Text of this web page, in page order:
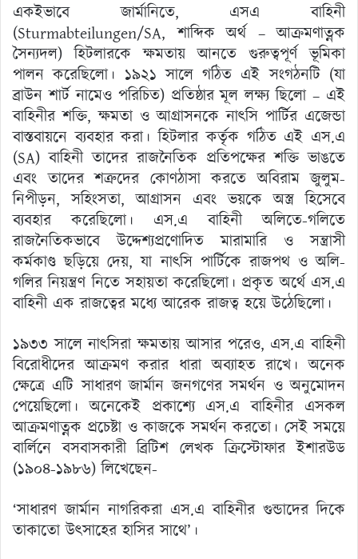
একইভাবে জার্মানিতে, এসএ বাহিনী
(Sturmabteilungen/SA, শাব্দিক অর্থ – আক্রমণাত্নক
সৈন্যদল) হিটলারকে ক্ষমতায় আনতে গুরুত্বপূর্ণ ভূমিকা
পালন করেছিলো। ১৯২১ সালে গঠিত এই সংগঠনটি (যা
ব্রাউন শার্ট নামেও পরিচিত) প্রতিষ্ঠার মূল লক্ষ্য ছিলো – এই
বাহিনীর শক্তি, ক্ষমতা ও আগ্রাসনকে নাৎসি পার্টির এজেন্ডা
বাস্তবায়নে ব্যবহার করা। হিটলার কর্তৃক গঠিত এই এস.এ
(SA) বাহিনী তাদের রাজনৈতিক প্রতিপক্ষের শক্তি ভাঙতে
এবং তাদের শত্রুদের কোণঠাসা করতে অবিরাম জুলুম-
নিপীড়ন, সহিংসতা, আগ্রাসন এবং ভয়কে অস্ত্র হিসেবে
ব্যবহার করেছিলো। এস.এ বাহিনী অলিতে-গলিতে
রাজনৈতিকভাবে উদ্দেশ্যপ্রণোদিত মারামারি ও সন্ত্রাসী
কর্মকাণ্ড ছড়িয়ে দেয়, যা নাৎসি পার্টিকে রাজপথ ও অলি-
গলির নিয়ন্ত্রণ নিতে সহায়তা করেছিলো। প্রকৃত অর্থে এস.এ
বাহিনী এক রাজত্বের মধ্যে আরেক রাজত্ব হয়ে উঠেছিলো।
১৯৩৩ সালে নাৎসিরা ক্ষমতায় আসার পরেও, এস.এ বাহিনী
বিরোধীদের আক্রমণ করার ধারা অব্যাহত রাখে। অনেক
ক্ষেত্রে এটি সাধারণ জার্মান জনগণের সমর্থন ও অনুমোদন
পেয়েছিলো। অনেকেই প্রকাশ্যে এস.এ বাহিনীর এসকল
আক্রমণাত্নক প্রচেষ্টা ও কাজকে সমর্থন করতো। সেই সময়ে
বার্লিনে বসবাসকারী ব্রিটিশ লেখক ক্রিস্টোফার ইশারউড
(১৯০৪-১৯৮৬) লিখেছেন-
‘সাধারণ জার্মান নাগরিকরা এস.এ বাহিনীর গুন্ডাদের দিকে
তাকাতো উৎসাহের হাসির সাথে’।